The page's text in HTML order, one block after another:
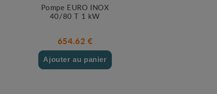
Pompe EURO INOX
40/80 T 1 kW
654.62 €
Ajouter au panier